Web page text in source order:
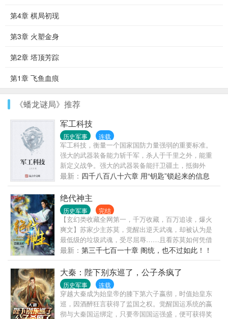
第4章 棋局初现
第3章 火塑金身
第2章 塔顶芳踪
第1章 飞鱼血痕
《蟠龙谜局》推荐
军工科技
历史军事 连载
军工科技，衡量一个国家国防力量强弱的重要标准。
强大的武器装备能力斩千军，杀人于千里之外，能重
新定义战争。强大的武器装备能扞卫疆土，抵御外
敌，护佑国泰民安，保我盛世太平。我愿为这大国复
兴锻造利剑，我愿为这国泰民安熔铸长城。持我利
剑，必将披荆斩棘，所向披靡。守我长城，必能克敌
制胜，捷报频传。>
最新： 四千八百八十六章 用“钥匙”锁起来的信息
绝代神主
历史军事 完结
【玄幻类收藏全网第一，千万收藏，百万追读，爆火
爽文】苏家少主苏莫，觉醒出逆天武魂，却被认为是
最低级的垃圾武魂，受尽屈辱……且看苏莫如何凭借
着逆天武魂，一路崛起，一路逆袭……练奇功、得奇
宝、闯绝地、战天骄，吞噬无尽生灵，融合诸天血
脉，鏖战天下，举世无敌！ 【版读者入群请出示粉丝
值验证！ 】
最新： 第三千七百一十章 阁统，也不过如此！！
大秦：陛下别东巡了，公子杀疯了
历史军事 连载
穿越大秦成为始皇帝的膝下第六子嬴彻，时值始皇东
巡，因酒醉狂言获得了监国之权。觉醒国运系统的嬴
彻与大秦国运绑定，只要帝国国运强盛，便可获得奖